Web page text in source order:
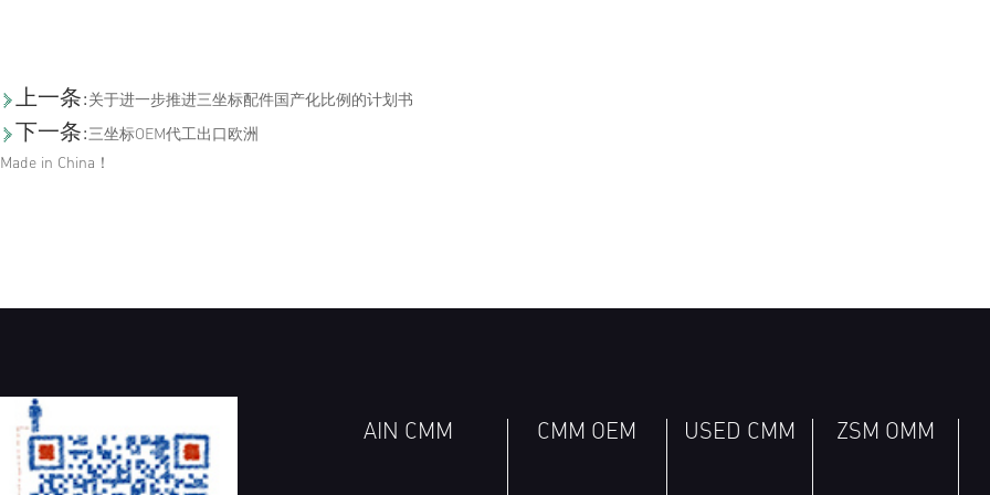
上一条:关于进一步推进三坐标配件国产化比例的计划书
下一条:三坐标OEM代工出口欧洲
Made in China！
AIN CMM CMM OEM USED CMM ZSM OMM